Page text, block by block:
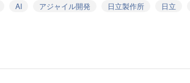
AI アジャイル開発 日立製作所 日立